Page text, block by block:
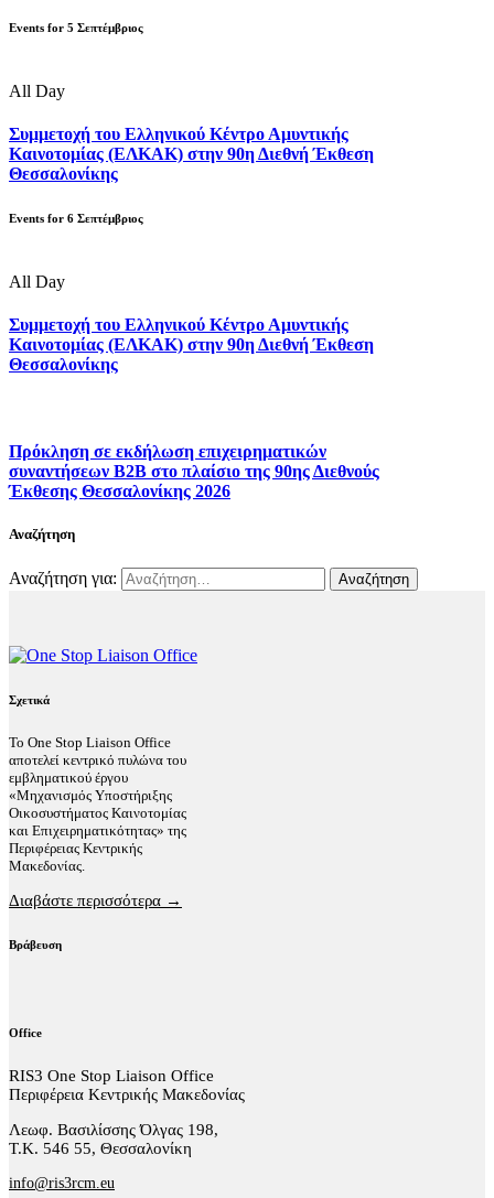
Events for 5 Σεπτέμβριος
All Day
Συμμετοχή του Ελληνικού Κέντρο Αμυντικής
Καινοτομίας (ΕΛΚΑΚ) στην 90η Διεθνή Έκθεση
Θεσσαλονίκης
Events for 6 Σεπτέμβριος
All Day
Συμμετοχή του Ελληνικού Κέντρο Αμυντικής
Καινοτομίας (ΕΛΚΑΚ) στην 90η Διεθνή Έκθεση
Θεσσαλονίκης
Πρόκληση σε εκδήλωση επιχειρηματικών
συναντήσεων B2B στο πλαίσιο της 90ης Διεθνούς
Έκθεσης Θεσσαλονίκης 2026
Αναζήτηση
Αναζήτηση για:
Σχετικά
Το One Stop Liaison Office
αποτελεί κεντρικό πυλώνα του
εμβληματικού έργου
«Μηχανισμός Υποστήριξης
Οικοσυστήματος Καινοτομίας
και Επιχειρηματικότητας» της
Περιφέρειας Κεντρικής
Μακεδονίας.
Διαβάστε περισσότερα →
Βράβευση
Office
RIS3 One Stop Liaison Office
Περιφέρεια Κεντρικής Μακεδονίας
Λεωφ. Βασιλίσσης Όλγας 198,
Τ.Κ. 546 55, Θεσσαλονίκη
info@ris3rcm.eu